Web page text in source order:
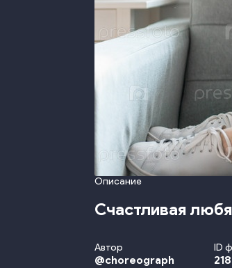
Описание
Счастливая
Автор
@choreograph
ID